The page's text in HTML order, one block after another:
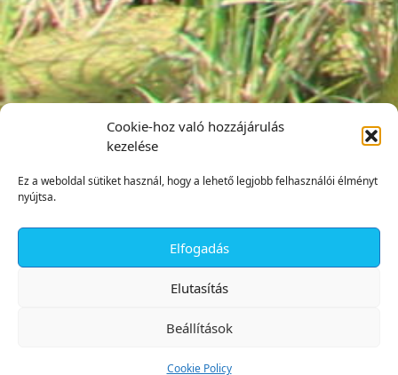
Cookie-hoz való hozzájárulás
kezelése
Ez a weboldal sütiket használ, hogy a lehető legjobb felhasználói élményt
nyújtsa.
Elfogadás
Elutasítás
Beállítások
Cookie Policy
✕